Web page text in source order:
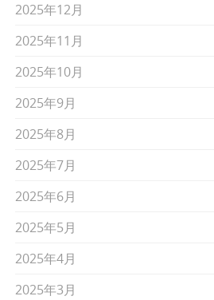
2025年12月
2025年11月
2025年10月
2025年9月
2025年8月
2025年7月
2025年6月
2025年5月
2025年4月
2025年3月